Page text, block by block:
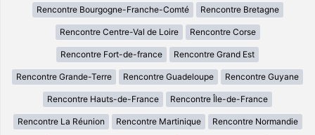
Rencontre Bourgogne-Franche-Comté Rencontre Bretagne
Rencontre Centre-Val de Loire Rencontre Corse
Rencontre Fort-de-france Rencontre Grand Est
Rencontre Grande-Terre Rencontre Guadeloupe Rencontre Guyane
Rencontre Hauts-de-France Rencontre Île-de-France
Rencontre La Réunion Rencontre Martinique Rencontre Normandie